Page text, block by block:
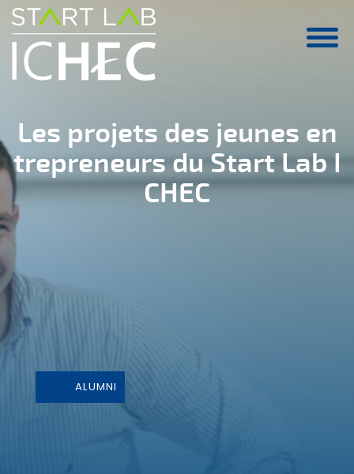
Aller au contenu principal
Les projets des jeunes en
trepreneurs du Start Lab I
CHEC
ALUMNI